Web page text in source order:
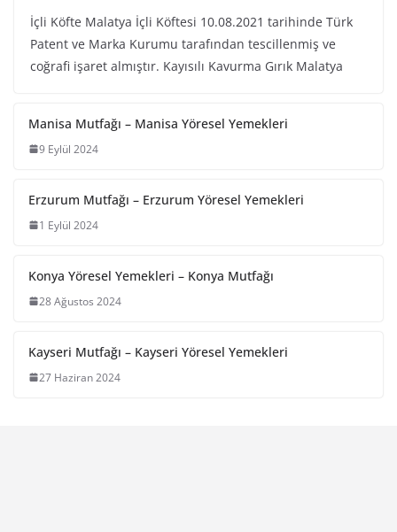
İçli Köfte Malatya İçli Köftesi 10.08.2021 tarihinde Türk
Patent ve Marka Kurumu tarafından tescillenmiş ve
coğrafi işaret almıştır. Kayısılı Kavurma Gırık Malatya
Manisa Mutfağı – Manisa Yöresel Yemekleri
9 Eylül 2024
Erzurum Mutfağı – Erzurum Yöresel Yemekleri
1 Eylül 2024
Konya Yöresel Yemekleri – Konya Mutfağı
28 Ağustos 2024
Kayseri Mutfağı – Kayseri Yöresel Yemekleri
27 Haziran 2024